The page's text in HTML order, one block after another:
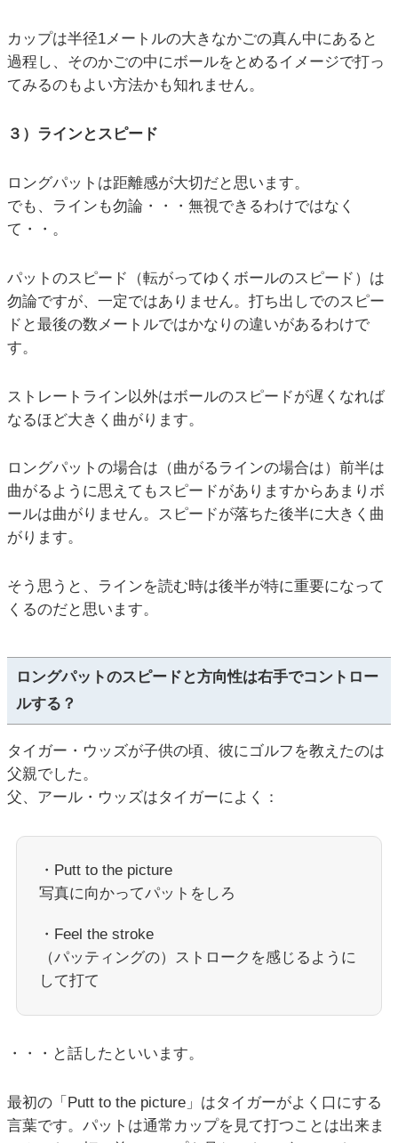
カップは半径1メートルの大きなかごの真ん中にあると
過程し、そのかごの中にボールをとめるイメージで打っ
てみるのもよい方法かも知れません。
３）ラインとスピード
ロングパットは距離感が大切だと思います。
でも、ラインも勿論・・・無視できるわけではなく
て・・。
パットのスピード（転がってゆくボールのスピード）は
勿論ですが、一定ではありません。打ち出しでのスピー
ドと最後の数メートルではかなりの違いがあるわけで
す。
ストレートライン以外はボールのスピードが遅くなれば
なるほど大きく曲がります。
ロングパットの場合は（曲がるラインの場合は）前半は
曲がるように思えてもスピードがありますからあまりボ
ールは曲がりません。スピードが落ちた後半に大きく曲
がります。
そう思うと、ラインを読む時は後半が特に重要になって
くるのだと思います。
ロングパットのスピードと方向性は右手でコントロー
ルする？
タイガー・ウッズが子供の頃、彼にゴルフを教えたのは
父親でした。
父、アール・ウッズはタイガーによく：
・Putt to the picture
写真に向かってパットをしろ
・Feel the stroke
（パッティングの）ストロークを感じるように
して打て
・・・と話したといいます。
最初の「Putt to the picture」はタイガーがよく口にする
言葉です。パットは通常カップを見て打つことは出来ま